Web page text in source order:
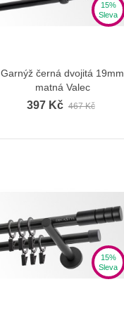
15%
Sleva
Zobrazit více
Garnýž černá dvojitá 19mm
matná Valec
397 Kč 467 Kč
15%
Sleva